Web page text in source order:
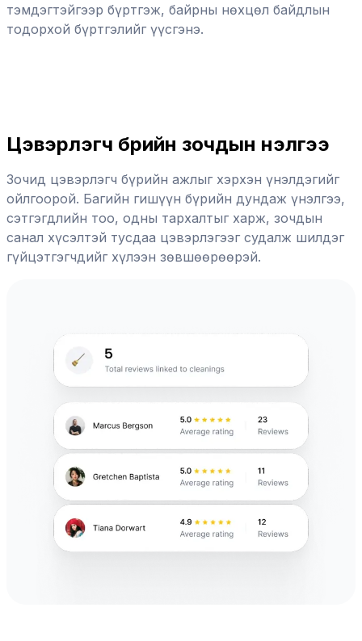
тэмдэгтэйгээр бүртгэж, байрны нөхцөл байдлын
тодорхой бүртгэлийг үүсгэнэ.
Цэвэрлэгч бүрийн зочдын үнэлгээ
Зочид цэвэрлэгч бүрийн ажлыг хэрхэн үнэлдэгийг
ойлгоорой. Багийн гишүүн бүрийн дундаж үнэлгээ,
сэтгэгдлийн тоо, одны тархалтыг харж, зочдын
санал хүсэлтэй тусдаа цэвэрлэгээг судалж шилдэг
гүйцэтгэгчдийг хүлээн зөвшөөрөөрэй.